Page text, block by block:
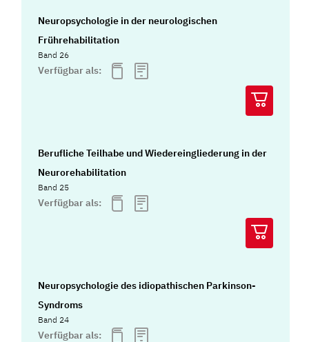
Neuropsychologie in der neurologischen
Frührehabilitation
Band 26
Verfügbar als:
Berufliche Teilhabe und Wiedereingliederung in der
Neurorehabilitation
Band 25
Verfügbar als:
Neuropsychologie des idiopathischen Parkinson-
Syndroms
Band 24
Verfügbar als: